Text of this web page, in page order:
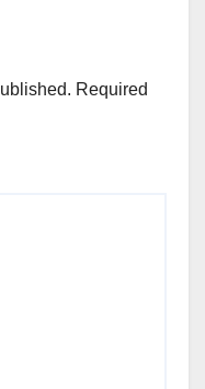
Required